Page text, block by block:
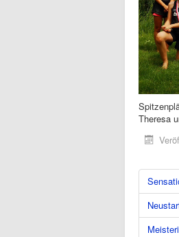
Theresa